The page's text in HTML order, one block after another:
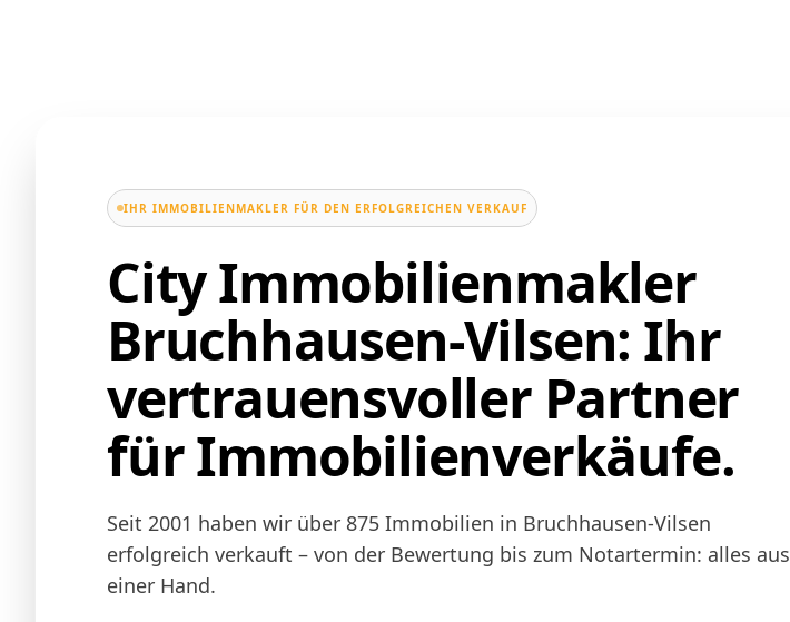
IHR IMMOBILIENMAKLER FÜR DEN ERFOLGREICHEN VERKAUF
City Immobilienmakler
Bruchhausen-Vilsen: Ihr
vertrauensvoller Partner
für Immobilienverkäufe.
Seit 2001 haben wir über 875 Immobilien in Bruchhausen-Vilsen
erfolgreich verkauft – von der Bewertung bis zum Notartermin: alles aus
einer Hand.